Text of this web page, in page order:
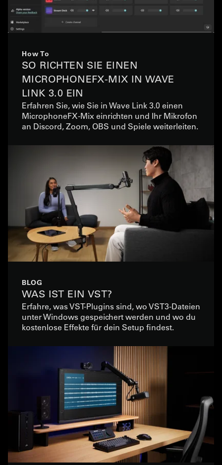
How To
SO RICHTEN SIE EINEN
MICROPHONEFX-MIX IN WAVE
LINK 3.0 EIN
Erfahren Sie, wie Sie in Wave Link 3.0 einen
MicrophoneFX-Mix einrichten und Ihr Mikrofon
an Discord, Zoom, OBS und Spiele weiterleiten.
BLOG
WAS IST EIN VST?
Erfahre, was VST-Plugins sind, wo VST3-Dateien
unter Windows gespeichert werden und wo du
kostenlose Effekte für dein Setup findest.